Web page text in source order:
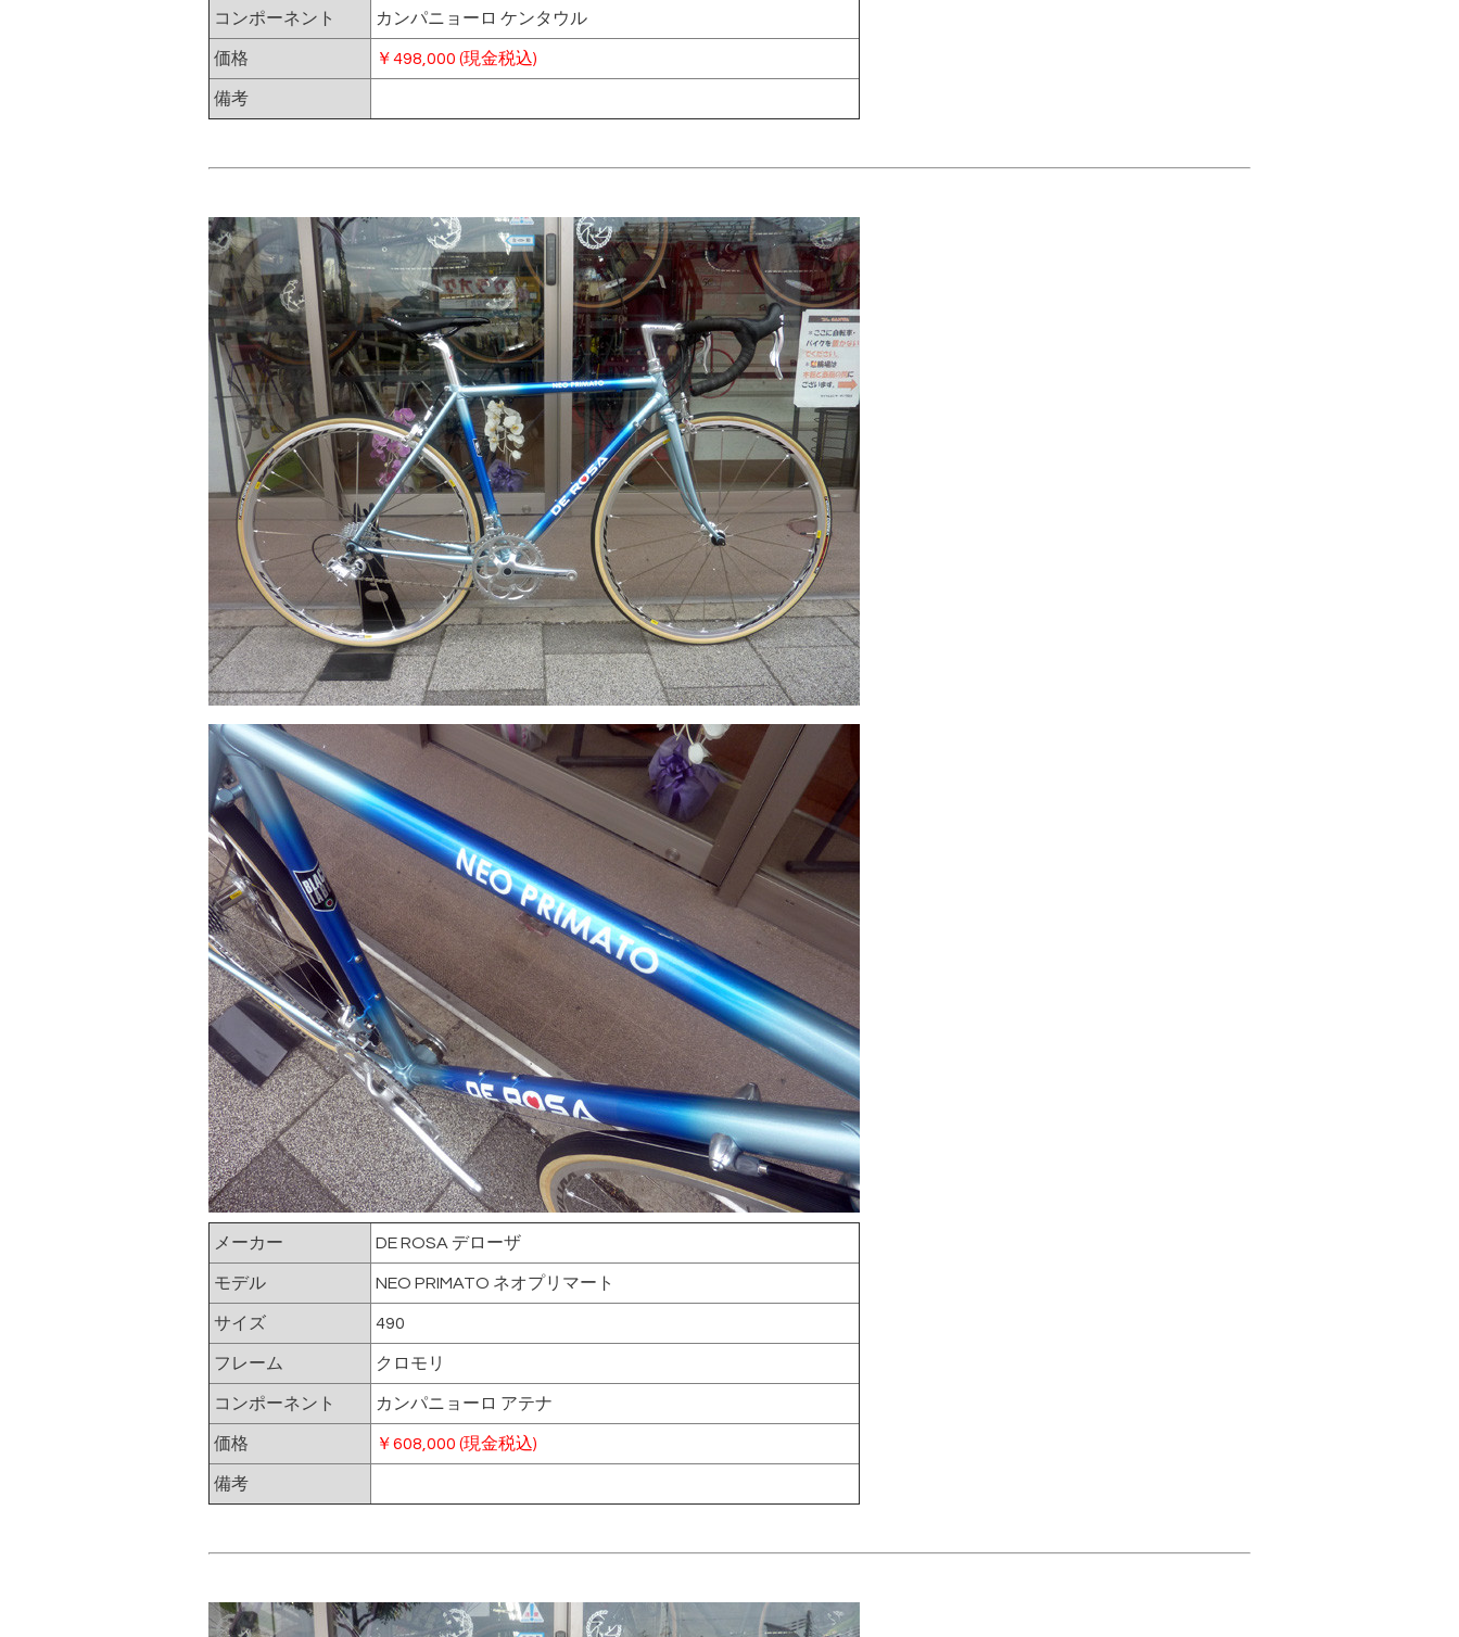
コンポーネント カンパニョーロ ケンタウル
価格 ￥498,000 (現金税込)
備考
メーカー DE ROSA デローザ
モデル NEO PRIMATO ネオプリマート
サイズ 490
フレーム クロモリ
コンポーネント カンパニョーロ アテナ
価格 ￥608,000 (現金税込)
備考